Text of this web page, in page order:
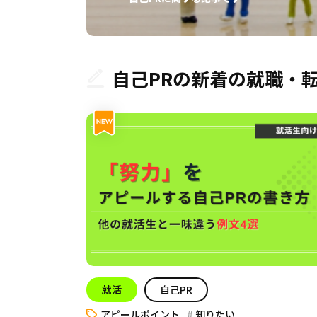
自己PRの新着の就職・
就活
自己PR
アピールポイント
知りたい